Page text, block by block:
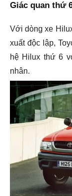
Giác quan thứ
Với dòng xe
xuất độc lập,
hệ Hilux thứ 6
nhân.